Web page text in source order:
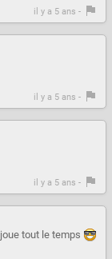
il y a 5 ans -
il y a 5 ans -
il y a 5 ans -
tout le temps